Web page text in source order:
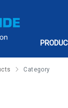
Category